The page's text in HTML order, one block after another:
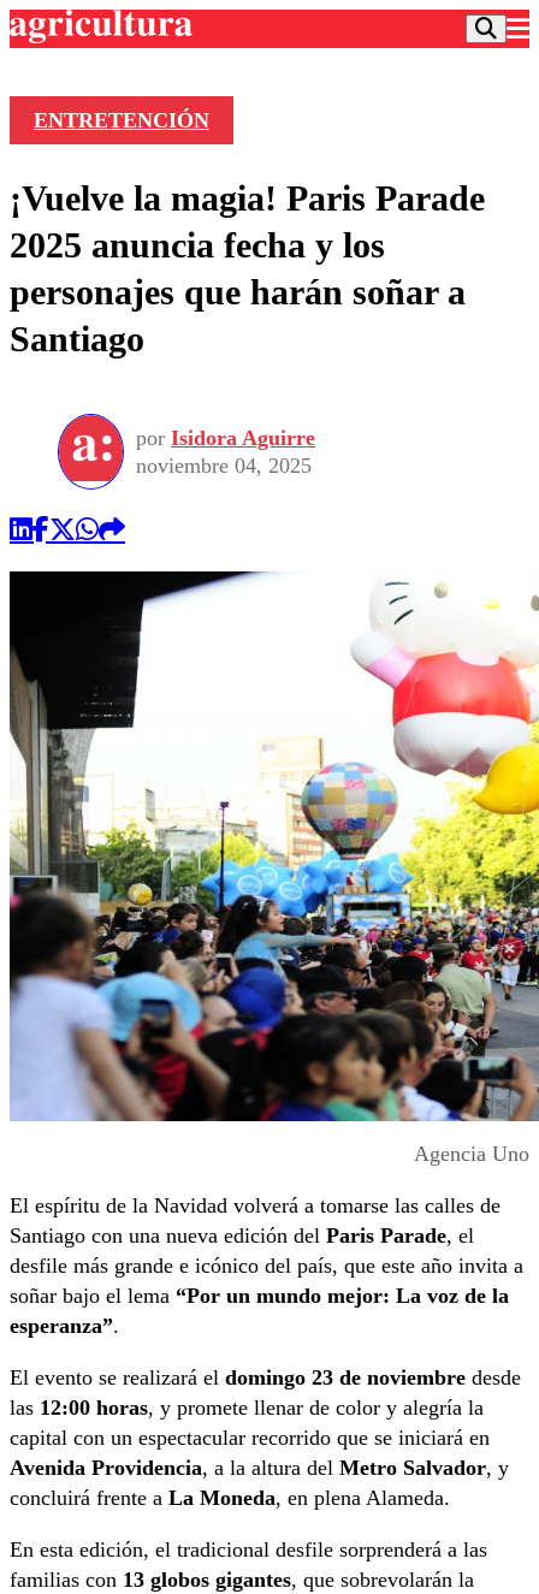
Frecuencias
Agricultura TV
Deportes
Colo Colo
Motor
Torneo Internacional
Torneo Nacional
Entretención
Internacional
Nacional
Vida Social
Programas
Comercial
ENTRETENCIÓN
¡Vuelve la magia! Paris Parade
2025 anuncia fecha y los
personajes que harán soñar a
Santiago
por Isidora Aguirre
noviembre 04, 2025
Agencia Uno
El espíritu de la Navidad volverá a tomarse las calles de
Santiago con una nueva edición del Paris Parade, el
desfile más grande e icónico del país, que este año invita a
soñar bajo el lema “Por un mundo mejor: La voz de la
esperanza”.
El evento se realizará el domingo 23 de noviembre desde
las 12:00 horas, y promete llenar de color y alegría la
capital con un espectacular recorrido que se iniciará en
Avenida Providencia, a la altura del Metro Salvador, y
concluirá frente a La Moneda, en plena Alameda.
En esta edición, el tradicional desfile sorprenderá a las
familias con 13 globos gigantes, que sobrevolarán la